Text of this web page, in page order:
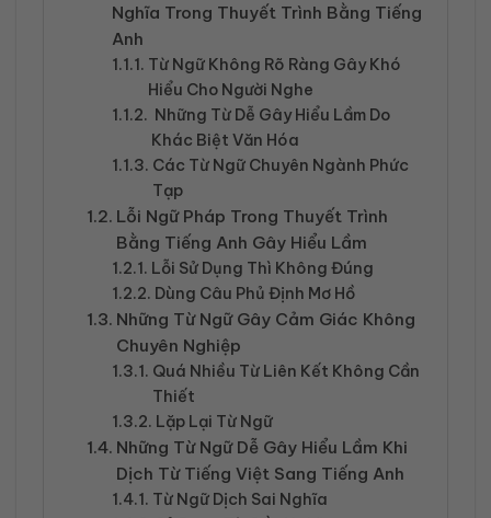
Nghĩa Trong Thuyết Trình Bằng Tiếng
Anh
Từ Ngữ Không Rõ Ràng Gây Khó
Hiểu Cho Người Nghe
Những Từ Dễ Gây Hiểu Lầm Do
Khác Biệt Văn Hóa
Các Từ Ngữ Chuyên Ngành Phức
Tạp
Lỗi Ngữ Pháp Trong Thuyết Trình
Bằng Tiếng Anh Gây Hiểu Lầm
Lỗi Sử Dụng Thì Không Đúng
Dùng Câu Phủ Định Mơ Hồ
Những Từ Ngữ Gây Cảm Giác Không
Chuyên Nghiệp
Quá Nhiều Từ Liên Kết Không Cần
Thiết
Lặp Lại Từ Ngữ
Những Từ Ngữ Dễ Gây Hiểu Lầm Khi
Dịch Từ Tiếng Việt Sang Tiếng Anh
Từ Ngữ Dịch Sai Nghĩa